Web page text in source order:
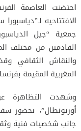
احتضنت العاصمة
الافتتاحية
جمعية “جيل
القادمين من مختلف
والنقاش الثقافي
المغربية المقيمة
وشهدت التظاهرة
أوريونطال”، بحضور
جانب شخصيات فنية